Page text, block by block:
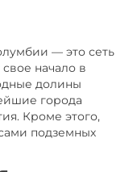
— это сеть
начало в
долины
города
Кроме этого,
под­зем­ных